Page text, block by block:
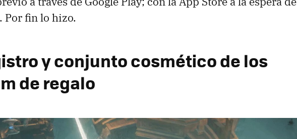
Por fin lo hizo.
y conjunto cosmético de los
de regalo